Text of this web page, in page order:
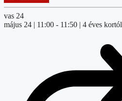
vas 24
május 24 | 11:00 - 11:50 | 4 éves kortól